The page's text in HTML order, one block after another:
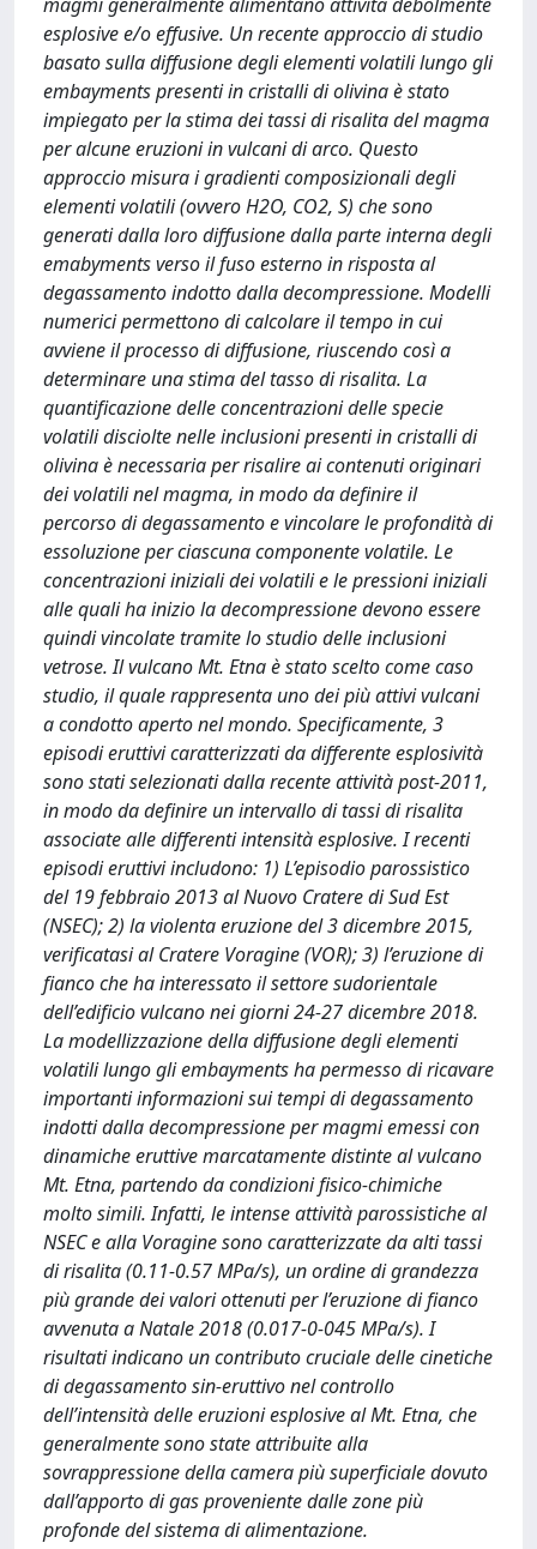
esplosive e/o effusive. Un recente approccio di studio
basato sulla diffusione degli elementi volatili lungo gli
embayments presenti in cristalli di olivina è stato
impiegato per la stima dei tassi di risalita del magma
per alcune eruzioni in vulcani di arco. Questo
approccio misura i gradienti composizionali degli
elementi volatili (ovvero H2O, CO2, S) che sono
generati dalla loro diffusione dalla parte interna degli
emabyments verso il fuso esterno in risposta al
degassamento indotto dalla decompressione. Modelli
numerici permettono di calcolare il tempo in cui
avviene il processo di diffusione, riuscendo così a
determinare una stima del tasso di risalita. La
quantificazione delle concentrazioni delle specie
volatili disciolte nelle inclusioni presenti in cristalli di
olivina è necessaria per risalire ai contenuti originari
dei volatili nel magma, in modo da definire il
percorso di degassamento e vincolare le profondità di
essoluzione per ciascuna componente volatile. Le
concentrazioni iniziali dei volatili e le pressioni iniziali
alle quali ha inizio la decompressione devono essere
quindi vincolate tramite lo studio delle inclusioni
vetrose. Il vulcano Mt. Etna è stato scelto come caso
studio, il quale rappresenta uno dei più attivi vulcani
a condotto aperto nel mondo. Specificamente, 3
episodi eruttivi caratterizzati da differente esplosività
sono stati selezionati dalla recente attività post-2011,
in modo da definire un intervallo di tassi di risalita
associate alle differenti intensità esplosive. I recenti
episodi eruttivi includono: 1) L’episodio parossistico
del 19 febbraio 2013 al Nuovo Cratere di Sud Est
(NSEC); 2) la violenta eruzione del 3 dicembre 2015,
verificatasi al Cratere Voragine (VOR); 3) l’eruzione di
fianco che ha interessato il settore sudorientale
dell’edificio vulcano nei giorni 24-27 dicembre 2018.
La modellizzazione della diffusione degli elementi
volatili lungo gli embayments ha permesso di ricavare
importanti informazioni sui tempi di degassamento
indotti dalla decompressione per magmi emessi con
dinamiche eruttive marcatamente distinte al vulcano
Mt. Etna, partendo da condizioni fisico-chimiche
molto simili. Infatti, le intense attività parossistiche al
NSEC e alla Voragine sono caratterizzate da alti tassi
di risalita (0.11-0.57 MPa/s), un ordine di grandezza
più grande dei valori ottenuti per l’eruzione di fianco
avvenuta a Natale 2018 (0.017-0-045 MPa/s). I
risultati indicano un contributo cruciale delle cinetiche
di degassamento sin-eruttivo nel controllo
dell’intensità delle eruzioni esplosive al Mt. Etna, che
generalmente sono state attribuite alla
sovrappressione della camera più superficiale dovuto
dall’apporto di gas proveniente dalle zone più
profonde del sistema di alimentazione.